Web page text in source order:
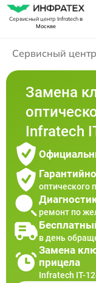
Сервисный центр Infratechв
Москве
Сервисный
Замена
Infratech
оптического
ремонт по
в день
Замена
прицела
Infratech IT-